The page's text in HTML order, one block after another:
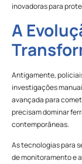
inovadoras para
A
Antigamente,
investigações
avançada para
precisam dominar
contemporâneas.
As tecnologias para
de monitoramento e